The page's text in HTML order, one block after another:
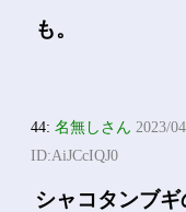
も。
44:名無しさん 2023/
ID:AiJCcIQJ0
シャコタンブ